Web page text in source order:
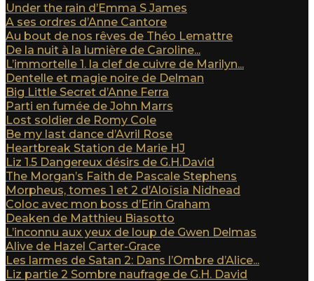
Under the rain d’Emma S James
A ses ordres d’Anne Cantore
Au bout de nos rêves de Théo Lemattre
De la nuit à la lumière de Caroline...
L’immortelle 1. la clef de cuivre de Marilyn...
Dentelle et magie noire de Delman
Big Little Secret d’Anne Ferra
Parti en fumée de John Marrs
Lost soldier de Romy Cole
Be my last dance d’Avril Rose
Heartbreak Station de Marie HJ
Liz 1.5 Dangereux désirs de G.H.David
The Morgan’s Faith de Pascale Stephens
Morpheus, tomes 1 et 2 d’Aloïsia Nidhead
Coloc avec mon boss d’Erin Graham
Deaken de Matthieu Biasotto
L’inconnu aux yeux de loup de Gwen Delmas
Alive de Hazel Carter-Grace
Les larmes de Satan 2: Dans l’Ombre d’Alice...
Liz partie 2 Sombre naufrage de G.H. David